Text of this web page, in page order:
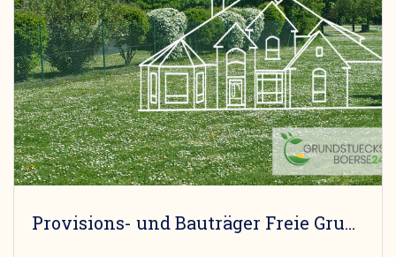
Provisions- und Bauträger Freie Grundstücke